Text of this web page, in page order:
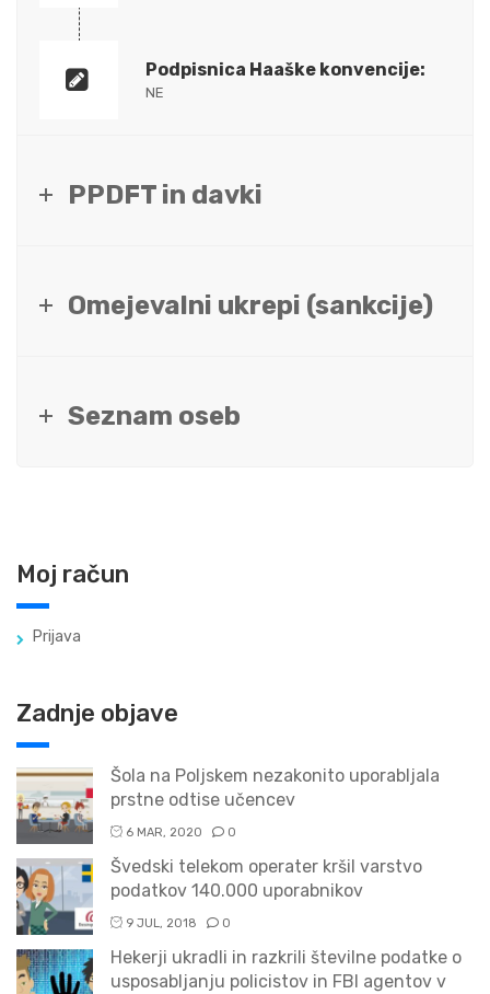
Podpisnica Haaške konvencije:
NE
PPDFT in davki
Omejevalni ukrepi (sankcije)
Seznam oseb
Moj račun
Prijava
Zadnje objave
Šola na Poljskem nezakonito uporabljala
prstne odtise učencev
6 MAR, 2020 0
Švedski telekom operater kršil varstvo
podatkov 140.000 uporabnikov
9 JUL, 2018 0
Hekerji ukradli in razkrili številne podatke o
usposabljanju policistov in FBI agentov v